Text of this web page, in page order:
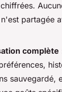
partagée
complète
sauvegardé,